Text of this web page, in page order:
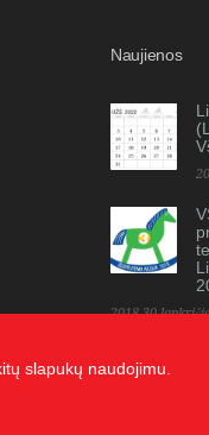
Naujienos
2018 30
slapukų naudojimu.